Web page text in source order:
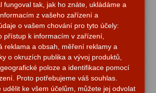
vidění17
73 mm
5 kg
135 mm
Vixen-style
ano
fungoval tak, jak ho znáte, ukládáme a
z vašeho zařízení a
o vašem chování pro tyto účely:
přístup k informacím v zařízení,
reklama a obsah, měření reklamy a
o okruzích publika a vývoj produktů,
poloze a identifikace pomocí
Proto potřebujeme váš souhlas.
udělit ke všem účelům, můžete jej odvolat